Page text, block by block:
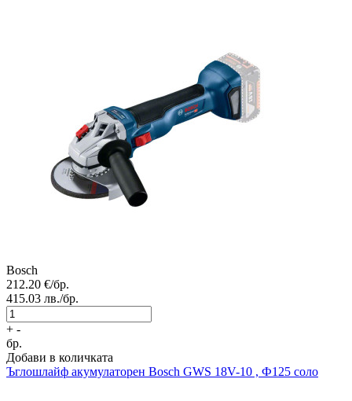
Bosch
212.20 €/бр.
415.03 лв./бр.
+ -
бр.
Добави в количката
Ъглошлайф акумулаторен Bosch GWS 18V-10 , Ф125 соло